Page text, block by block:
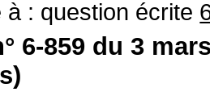
: question écrite
6-859 du 3